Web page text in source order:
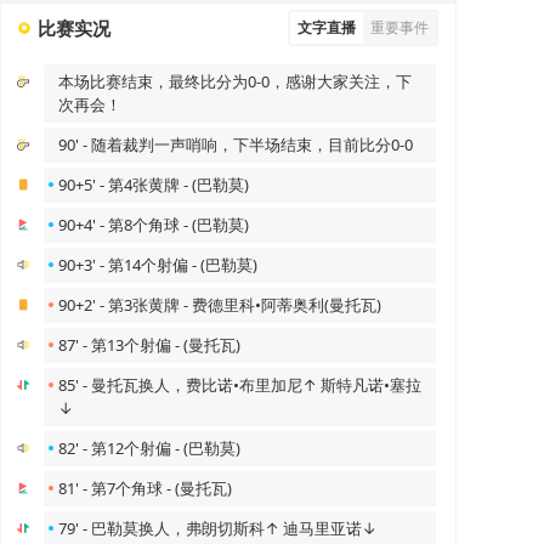
比赛实况 文字直播 重要事件
本场比赛结束，最终比分为0-0，感谢大家关注，下
次再会！
90' - 随着裁判一声哨响，下半场结束，目前比分0-0
90+5' - 第4张黄牌 - (巴勒莫)
90+4' - 第8个角球 - (巴勒莫)
90+3' - 第14个射偏 - (巴勒莫)
90+2' - 第3张黄牌 - 费德里科•阿蒂奥利(曼托瓦)
87' - 第13个射偏 - (曼托瓦)
85' - 曼托瓦换人，费比诺•布里加尼↑ 斯特凡诺•塞拉
↓
82' - 第12个射偏 - (巴勒莫)
81' - 第7个角球 - (曼托瓦)
79' - 巴勒莫换人，弗朗切斯科↑ 迪马里亚诺↓